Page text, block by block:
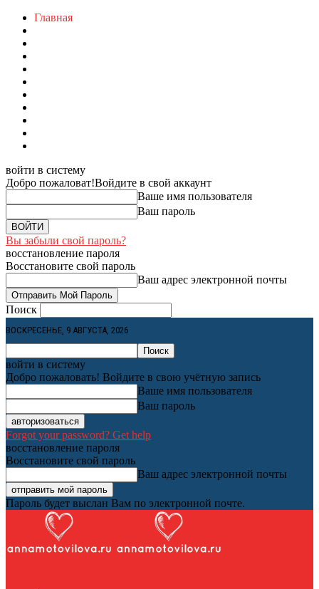
Главная
войти в систему
Добро пожаловат!Войдите в свой аккаунт
Ваше имя пользователя
Ваш пароль
Вы забыли свой пароль?
восстановление пароля
Восстановите свой пароль
Ваш адрес электронной почты
Поиск
ВОСКРЕСЕНЬЕ, 9 АВГУСТА, 2026
войти в систему
Добро пожаловать! Войдите в свою учётную запись
Ваше имя пользователя
Ваш пароль
Forgot your password? Get help
восстановление пароля
Восстановите свой пароль
Ваш адрес электронной почты
Пароль будет выслан Вам по электронной почте.